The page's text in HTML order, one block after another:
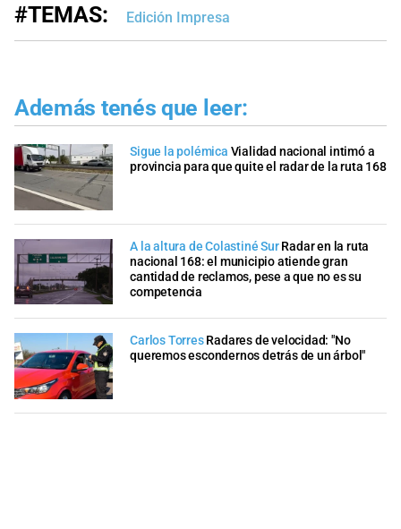
#TEMAS: Edición Impresa
Además tenés que leer:
Sigue la polémica Vialidad nacional intimó a
provincia para que quite el radar de la ruta 168
A la altura de Colastiné Sur Radar en la ruta
nacional 168: el municipio atiende gran
cantidad de reclamos, pese a que no es su
competencia
Carlos Torres Radares de velocidad: "No
queremos escondernos detrás de un árbol"